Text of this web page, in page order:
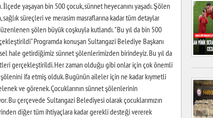
yaşayan bin 500 çocuk, sünnet heyecanını yaşadı. Şölen
sağlık süreçleri ve merasim masraflarına kadar tüm detaylar
şölen büyük coşkuyla kutlandı. "Bu yıl da bin 500
Programda konuşan Sultangazi Belediye Başkanı
hale getirdiğimiz sünnet şölenlerimizden birindeyiz. Bu yıl da
gerçekleştirildi. Her zaman olduğu gibi onlar için çok önemli
ifa etmiş olduk. Bugünün aileler için ne kadar kıymetli
ve görenek. Çocuklarının sünnet şölenlerinin
Bu çerçevede Sultangazi Belediyesi olarak çocuklarımızın
diğer tüm ihtiyaçlara kadar gerekli desteği vererek